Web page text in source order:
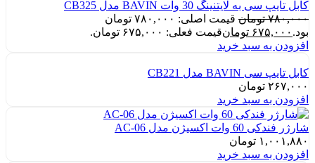
کابل تایپ سی به لایتنینگ 30 وات BAVIN مدل CB325
۷۸۰,۰۰۰ تومان
قیمت اصلی: ۷۸۰,۰۰۰ تومان
بود. ۶۷۵,۰۰۰ تومانقیمت فعلی: ۶۷۵,۰۰۰ تومان.
افزودن به سبد خرید
کابل تایپ سی BAVIN مدل CB221
۲۶۷,۰۰۰ تومان
افزودن به سبد خرید
شارژر فندکی 60 وات اکسیژن مدل AC-06
۱,۰۰۱,۸۸۰ تومان
افزودن به سبد خرید